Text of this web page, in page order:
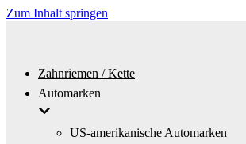
Zum Inhalt springen
Zahnriemen / Kette
Automarken
US-amerikanische Automarken